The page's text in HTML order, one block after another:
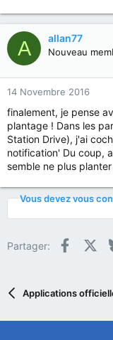
A allan77
Nouveau
14 Novembre 2016
finalement, je pense
plantage ! Dans les
Station Drive), j'ai
notification' Du coup,
semble ne plus planter
Vous devez vous
Partager:
Applications